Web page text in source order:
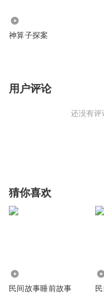
神算子探案
用户评论
还没有评
猜你喜欢
民间故事睡前故事